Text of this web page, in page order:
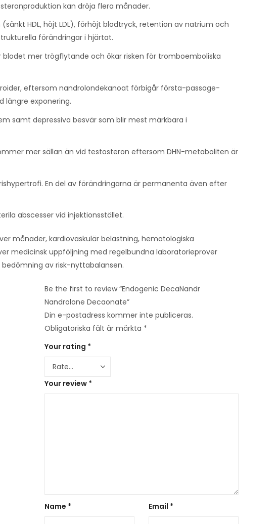
kan dröja flera månader.
HDL, höjt LDL), förhöjt blodtryck, retention av natrium och
förändringar i hjärtat.
mer trögflytande och ökar risken för tromboemboliska
eftersom nandrolondekanoat förbigår första-passage-
längre exponering.
samt depressiva besvär som blir mest märkbara i
mer sällan än vid testosteron eftersom DHN-metaboliten är
En del av förändringarna är permanenta även efter
abscesser vid injektionsstället.
månader, kardiovaskulär belastning, hematologiska
medicinsk uppföljning med regelbundna laboratorieprover
av risk-nyttabalansen.
Be the first to review “Endogenic DecaNandr
Nandrolone Decaonate”
Din e-postadress kommer inte publiceras.
Obligatoriska fält är märkta *
Your rating *
Your review *
Name * Email *